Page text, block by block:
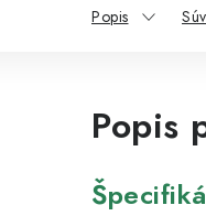
Popis
Popis